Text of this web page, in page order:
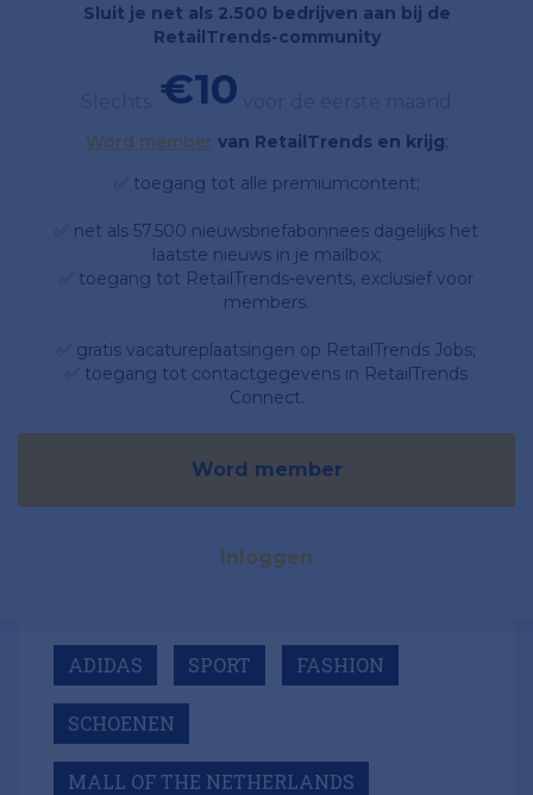
Sluit je net als 2.500 bedrijven aan bij de
RetailTrends-community
€10
Word member van RetailTrends en krijg;
✅ toegang tot alle premiumcontent;
✅ net als 57.500 nieuwsbriefabonnees dagelijks het
laatste nieuws in je mailbox;
✅ toegang tot RetailTrends-events, exclusief voor
members.
✅ gratis vacatureplaatsingen op RetailTrends Jobs;
✅ toegang tot contactgegevens in RetailTrends
Connect.
Word member
Inloggen
ADIDAS SPORT FASHION
SCHOENEN
MALL OF THE NETHERLANDS